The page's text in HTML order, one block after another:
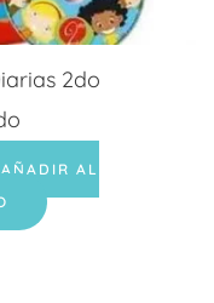
2do
AÑADIR AL